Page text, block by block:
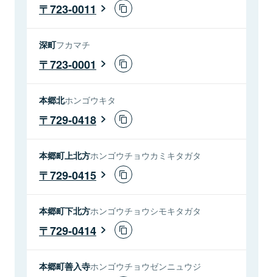
723-0011
深町フカマチ
723-0001
本郷北ホンゴウキタ
729-0418
本郷町上北方ホンゴウチョウカミキタガタ
729-0415
本郷町下北方ホンゴウチョウシモキタガタ
729-0414
本郷町善入寺ホンゴウチョウゼンニュウジ